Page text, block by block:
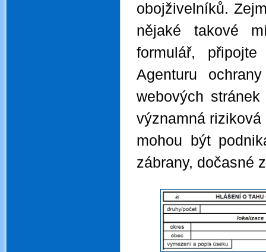
obojživelníků.
nějaké takové
formulář,
Agenturu
webových stránek
významná
mohou být
zábrany, dočasné